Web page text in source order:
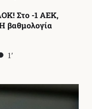
Στο -1 ΑΕΚ,
βαθμολογία
1′